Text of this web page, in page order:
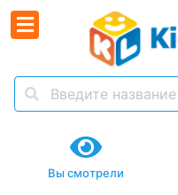
Вы смотрели